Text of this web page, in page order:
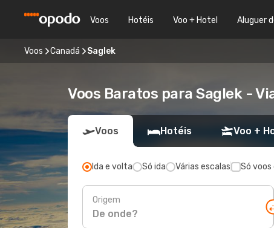
Voos Hotéis Voo + Hotel Aluguer
Voos Canadá Saglek
Voos Baratos para Saglek -
Voos Hotéis Voo +
Ida e volta Só ida Várias escalas Só
Origem